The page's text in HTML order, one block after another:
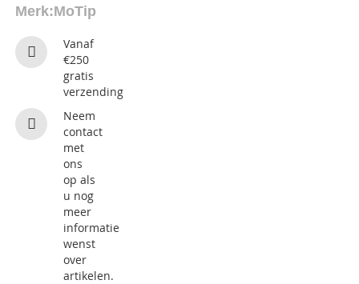
Merk:MoTip
Vanaf
€250
gratis
verzending
Neem
contact
met
ons
op als
u nog
meer
informatie
wenst
over
artikelen.